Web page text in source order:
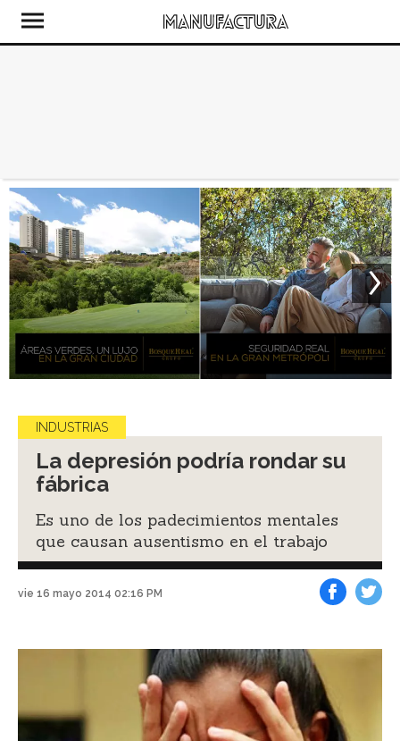
INDUSTRIAS
La depresión podría rondar su
fábrica
Es uno de los padecimientos mentales
que causan ausentismo en el trabajo
vie 16 mayo 2014 02:16 PM